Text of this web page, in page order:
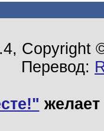
Copyright
Перевод: